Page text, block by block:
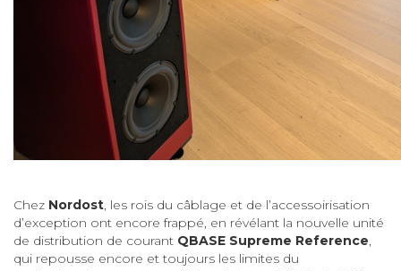
Chez Nordost , les rois du câblage et de l’accessoirisation
d’exception ont encore frappé, en révélant la nouvelle unité
de distribution de courant QBASE Supreme Reference
qui repousse encore et toujours les limites du